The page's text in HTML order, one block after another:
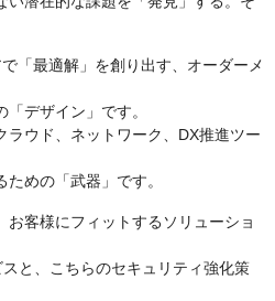
「最適解」を創り出す、オーダーメ
デザイン」です。
ラウド、ネットワーク、DX推進ツー
めの「武器」です。
お客様にフィットするソリューショ
スと、こちらのセキュリティ強化策